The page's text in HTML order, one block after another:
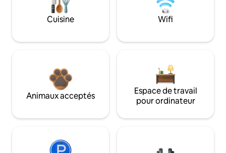
Cuisine Wifi
Animaux acceptés
Espace de travail
pour ordinateur